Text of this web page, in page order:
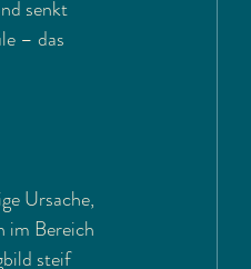
senkt
– das
Ursache,
im Bereich
steif